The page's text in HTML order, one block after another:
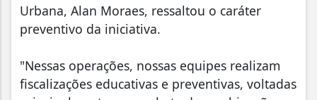
Urbana, Alan Moraes, ressaltou o caráter
preventivo da iniciativa.
"Nessas operações, nossas equipes realizam
fiscalizações educativas e preventivas, voltadas